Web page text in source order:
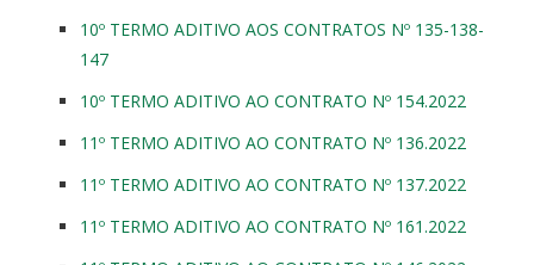
10º TERMO ADITIVO AOS CONTRATOS Nº 135-138-
147
10º TERMO ADITIVO AO CONTRATO Nº 154.2022
11º TERMO ADITIVO AO CONTRATO Nº 136.2022
11º TERMO ADITIVO AO CONTRATO Nº 137.2022
11º TERMO ADITIVO AO CONTRATO Nº 161.2022